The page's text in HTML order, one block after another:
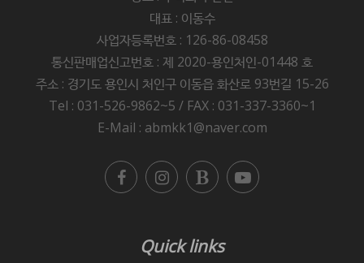
대표 : 이동수
사업자등록번호 : 126-86-08458
통신판매업신고번호 : 제 2020-용인처인-01448 호
주소 : 경기도 용인시 처인구 이동읍 화산로 93번길 15-26
Tel : 031-526-9862~5 / FAX : 031-337-3360~1
E-Mail : abmkk1@naver.com
Quick links